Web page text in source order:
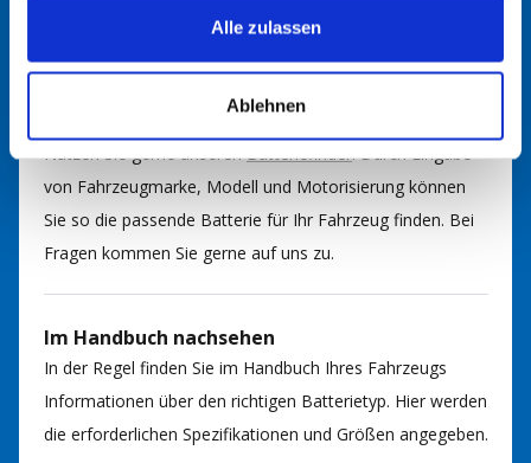
Alle zulassen
Ablehnen
und die physikalischen Abmessungen.
Nutzen Sie gerne unserenBatteriefinder. Durch Eingabe
von Fahrzeugmarke, Modell und Motorisierung können
Sie so die passende Batterie für Ihr Fahrzeug finden. Bei
Fragen kommen Sie gerne auf uns zu.
Im Handbuch nachsehen
In der Regel finden Sie im Handbuch Ihres Fahrzeugs
Informationen über den richtigen Batterietyp. Hier werden
die erforderlichen Spezifikationen und Größen angegeben.